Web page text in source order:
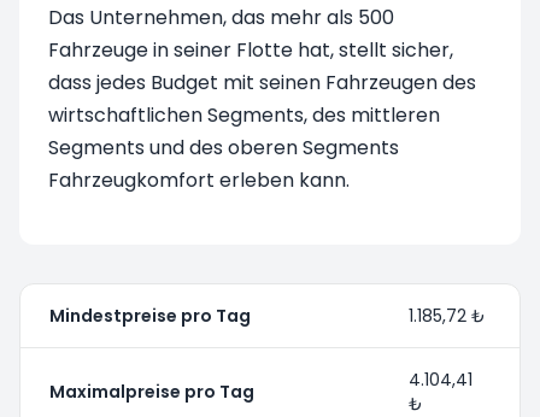
Das Unternehmen, das mehr als 500
Fahrzeuge in seiner Flotte hat, stellt sicher,
dass jedes Budget mit seinen Fahrzeugen des
wirtschaftlichen Segments, des mittleren
Segments und des oberen Segments
Fahrzeugkomfort erleben kann.
Mindestpreise pro Tag 1.185,72 ₺
Maximalpreise pro Tag
4.104,41
₺